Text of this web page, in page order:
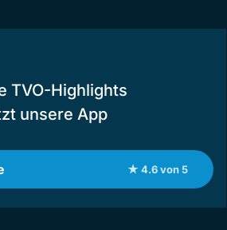
TVO-Highlights
unsere App
★ 4.6 von 5